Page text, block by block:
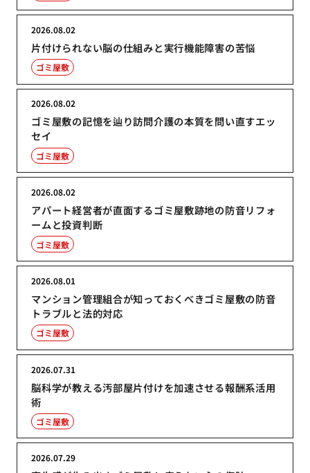
片付けられない脳の仕組みと実行機能障害の苦悩
2026.08.02
ゴミ屋敷
ゴミ屋敷の記憶を辿り訪問介護の本質を問い直すエッ
セイ
2026.08.02
ゴミ屋敷
アパート経営者が直面するゴミ屋敷跡地の防音リフォ
ームと投資判断
2026.08.02
ゴミ屋敷
マンション管理組合が知っておくべきゴミ屋敷の防音
トラブルと法的対応
2026.08.01
ゴミ屋敷
脳科学が教える汚部屋片付けを加速させる報酬系活用
術
2026.07.31
ゴミ屋敷
2026.07.29